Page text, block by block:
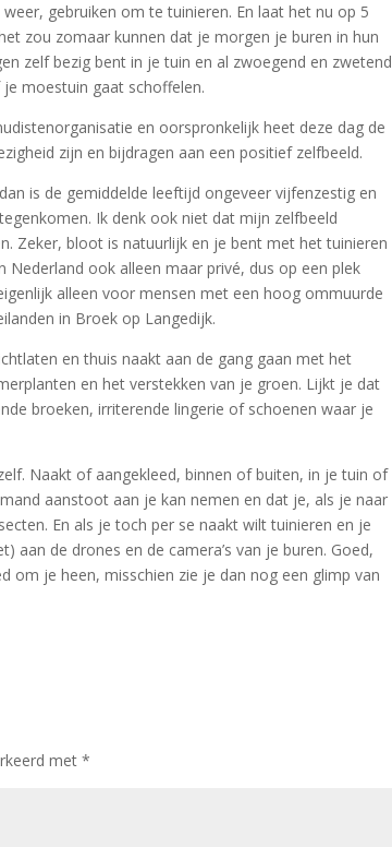
gebruiken om te tuinieren. En laat het nu op 5
zou zomaar kunnen dat je morgen je buren in hun
zelf bezig bent in je tuin en al zwoegend en zwetend
moestuin gaat schoffelen.
en oorspronkelijk heet deze dag de
zijn en bijdragen aan een positief zelfbeeld.
is de gemiddelde leeftijd ongeveer vijfenzestig en
Ik denk ook niet dat mijn zelfbeeld
Zeker, bloot is natuurlijk en je bent met het tuinieren
ook alleen maar privé, dus op een plek
alleen voor mensen met een hoog ommuurde
in Broek op Langedijk.
en thuis naakt aan de gang gaan met het
en het verstekken van je groen. Lijkt je dat
broeken, irriterende lingerie of schoenen waar je
Naakt of aangekleed, binnen of buiten, in je tuin of
aanstoot aan je kan nemen en dat je, als je naar
En als je toch per se naakt wilt tuinieren en je
aan de drones en de camera’s van je buren. Goed,
om je heen, misschien zie je dan nog een glimp van
met*